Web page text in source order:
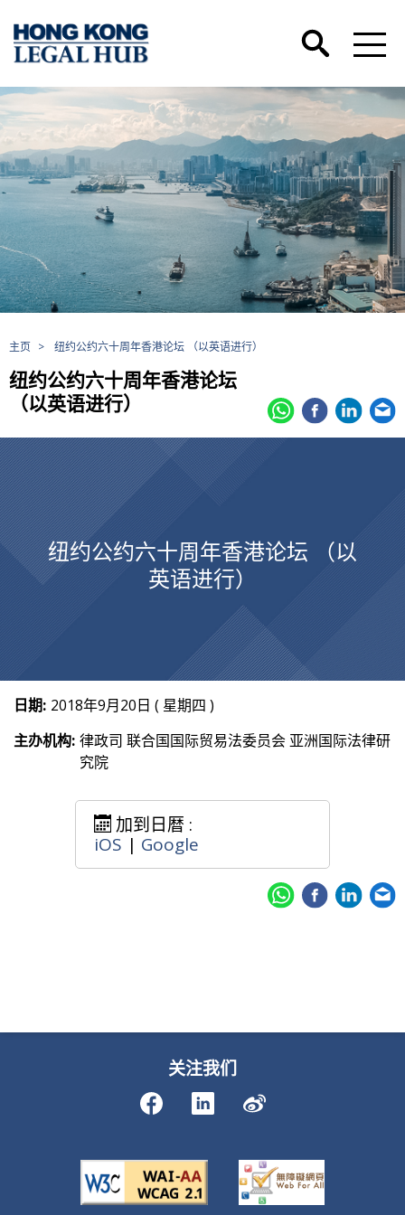
主页 > 纽约公约六十周年香港论坛 （以英语进行）
纽约公约六十周年香港论坛
（以英语进行）
纽约公约六十周年香港论坛 （以
英语进行）
日期: 2018年9月20日 ( 星期四 )
主办机构: 律政司 联合国国际贸易法委员会 亚洲国际法律研
究院
加到日暦 :
iOS | Google
关注我们